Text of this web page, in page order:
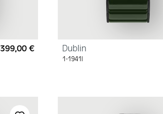
Regulärer Preis:
399,00 € Dublin
1-1941I